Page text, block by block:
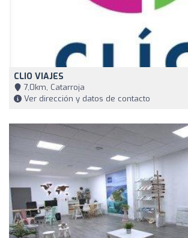
CLIO VIAJES
7,0km, Catarroja
Ver dirección y datos de contacto